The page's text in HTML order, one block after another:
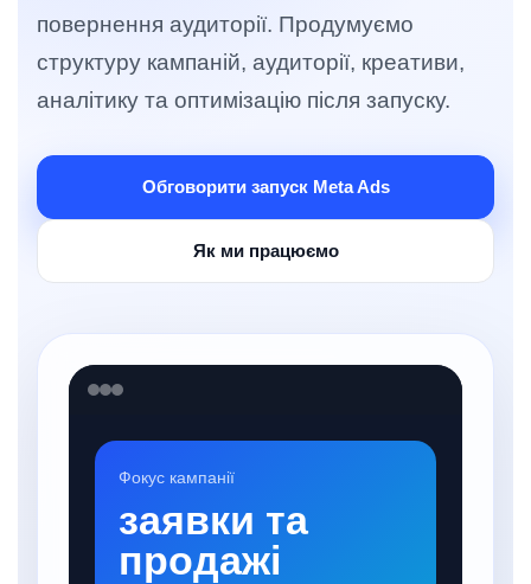
повернення аудиторії. Продумуємо
структуру кампаній, аудиторії, креативи,
аналітику та оптимізацію після запуску.
Обговорити запуск Meta Ads
Як ми працюємо
Фокус кампанії
заявки та
продажі